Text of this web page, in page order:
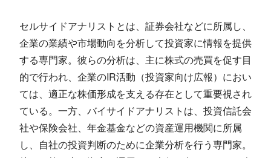
セルサイドアナリストとは、証券会社などに所属し、
企業の業績や市場動向を分析して投資家に情報を提供
する専門家。彼らの分析は、主に株式の売買を促す目
的で行われ、企業のIR活動（投資家向け広報）におい
ては、適正な株価形成を支える存在として重要視され
ている。一方、バイサイドアナリストは、投資信託会
社や保険会社、年金基金などの資産運用機関に所属
し、自社の投資判断のために企業分析を行う専門家。